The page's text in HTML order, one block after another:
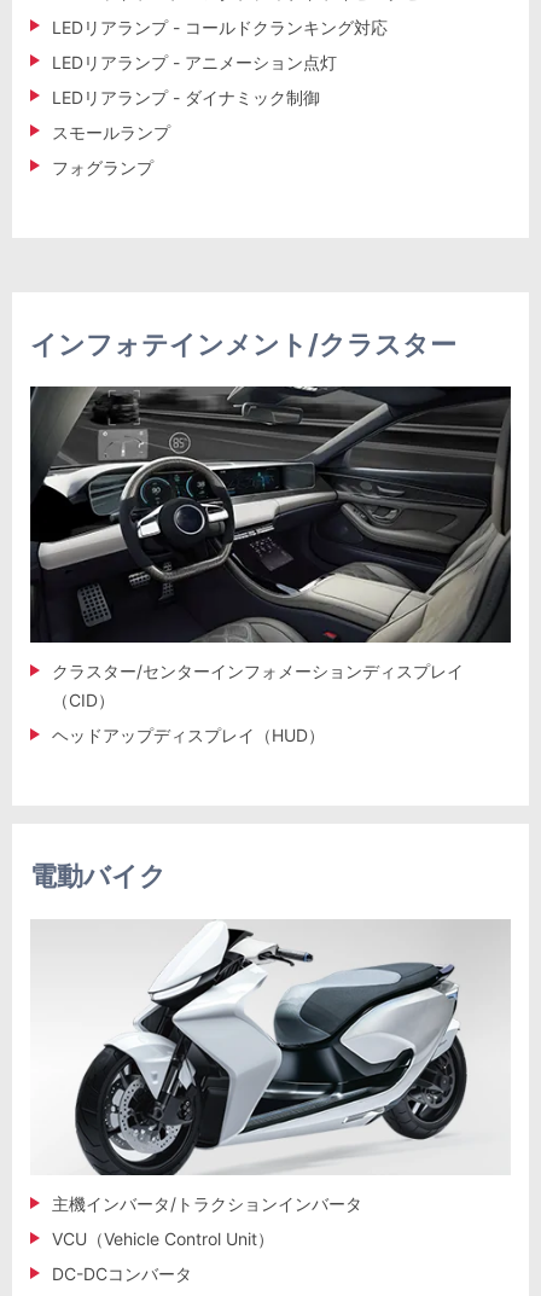
LEDリアランプ - コールドクランキング対応
LEDリアランプ - アニメーション点灯
LEDリアランプ - ダイナミック制御
スモールランプ
フォグランプ
インフォテインメント/クラスター
クラスター/センターインフォメーションディスプレイ
（CID）
ヘッドアップディスプレイ（HUD）
電動バイク
主機インバータ/トラクションインバータ
VCU（Vehicle Control Unit）
DC-DCコンバータ